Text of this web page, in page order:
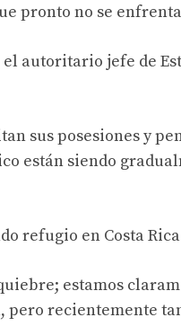
pronto no se
autoritario jefe de
sus posesiones y
están siendo
refugio en Costa
estamos
pero recientemente